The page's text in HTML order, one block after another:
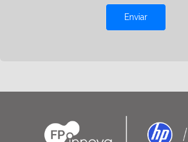
Enviar